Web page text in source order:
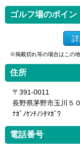
ゴルフ場のポイン
※掲載切れ等の場合はこの
住所
〒391-0011
長野県茅野市玉川５
ﾅｶﾞﾉｹﾝﾁﾉｼﾀﾏｶﾞﾜ
電話番号